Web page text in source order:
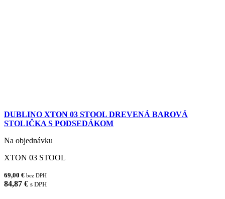
DUBLINO XTON 03 STOOL DREVENÁ BAROVÁ
STOLIČKA S PODSEDÁKOM
Na objednávku
XTON 03 STOOL
69,00 € bez DPH
84,87 € s DPH